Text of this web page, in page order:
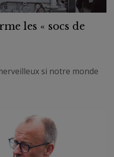
les « socs de
si notre monde